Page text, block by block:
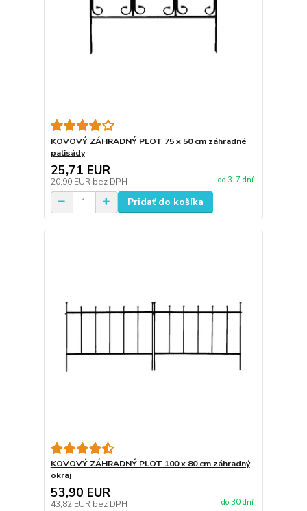
KOVOVÝ ZÁHRADNÝ PLOT 75 x 50 cm záhradné
palisády
25,71 EUR
20,90 EUR bez DPH do 3-7 dní
Pridať do košíka
KOVOVÝ ZÁHRADNÝ PLOT 100 x 80 cm záhradný
okraj
53,90 EUR
43,82 EUR bez DPH do 30 dní